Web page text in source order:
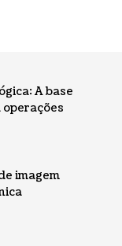
A base
imagem